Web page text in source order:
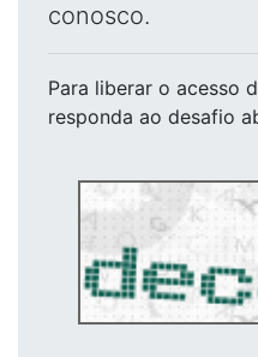
conosco.
Para liberar o acesso
responda ao desafio